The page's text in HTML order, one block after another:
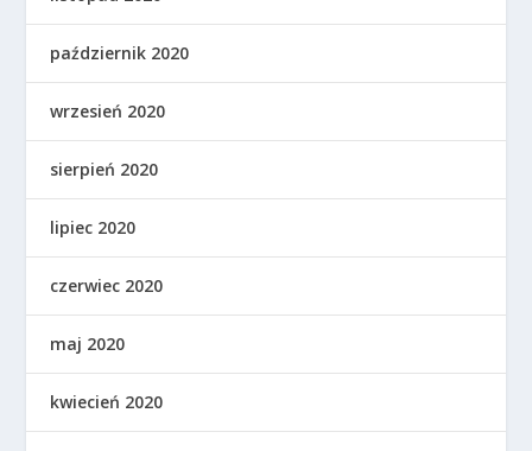
październik 2020
wrzesień 2020
sierpień 2020
lipiec 2020
czerwiec 2020
maj 2020
kwiecień 2020